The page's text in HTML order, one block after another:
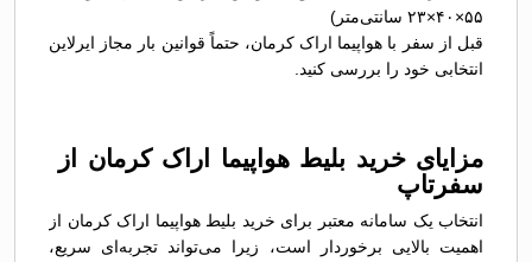
۵۵×۴۰×۲۳ سانتی‌متر)
قبل از سفر با هواپیما اراک کرمان، حتماً قوانین بار مجاز ایرلاین
انتخابی خود را بررسی کنید.
مزایای خرید بلیط هواپیما اراک کرمان از
سفرتاپ
انتخاب یک سامانه معتبر برای خرید بلیط هواپیما اراک کرمان از
اهمیت بالایی برخوردار است، زیرا می‌تواند تجربه‌ای سریع،